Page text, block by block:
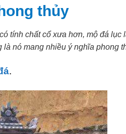
thủy
tính chất cổ xưa hơn, mộ đá lục
nó mang nhiều ý nghĩa phong
.